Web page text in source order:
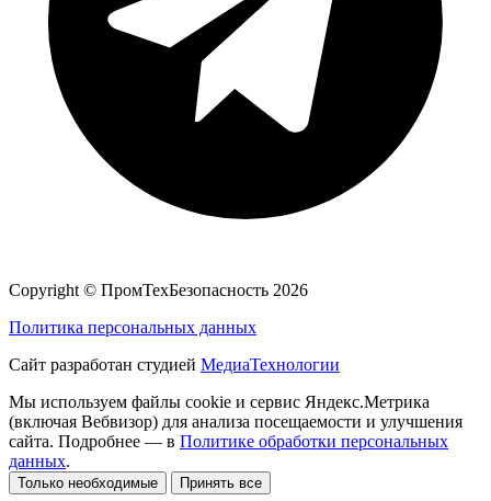
Copyright © ПромТехБезопасность 2026
Политика персональных данных
Сайт разработан студией МедиаТехнологии
Мы используем файлы cookie и сервис Яндекс.Метрика
(включая Вебвизор) для анализа посещаемости и улучшения
сайта. Подробнее — в Политике обработки персональных
данных.
Только необходимые Принять все